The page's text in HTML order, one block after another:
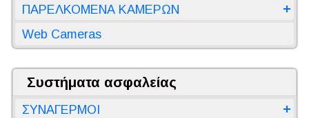
ΠΑΡΕΛΚΟΜΕΝΑ ΚΑΜΕΡΩΝ
Web Cameras
Συστήματα ασφαλείας
ΣΥΝΑΓΕΡΜΟΙ